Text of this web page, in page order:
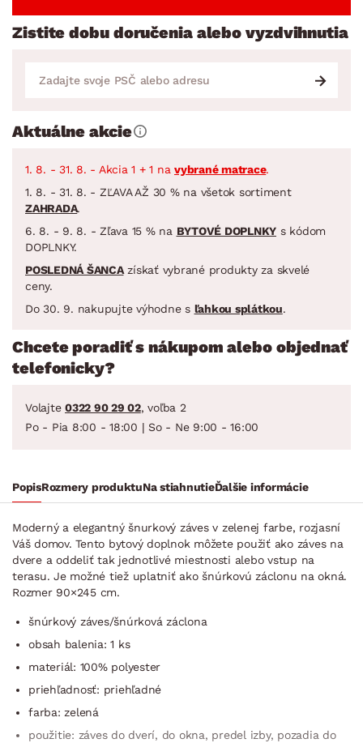
Zistite dobu doručenia alebo vyzdvihnutia
Aktuálne akcie
1. 8. - 31. 8. - Akcia 1 + 1 na vybrané matrace.
1. 8. - 31. 8. - ZĽAVA AŽ 30 % na všetok sortiment
ZAHRADA.
6. 8. - 9. 8. - Zľava 15 % na BYTOVÉ DOPLNKY s kódom
DOPLNKY.
POSLEDNÁ ŠANCAzískať vybrané produkty za skvelé
ceny.
Do 30. 9. nakupujte výhodne s ľahkou splátkou.
Chcete poradiť s nákupom alebo objednať
telefonicky?
Volajte 0322 90 29 02, voľba 2
Po - Pia 8:00 - 18:00 | So - Ne 9:00 - 16:00
PopisRozmery produktuNa stiahnutieĎalšie informácie
Moderný a elegantný šnurkový záves v zelenej farbe, rozjasní
Váš domov. Tento bytový doplnok môžete použiť ako záves na
dvere a oddeliť tak jednotlivé miestnosti alebo vstup na
terasu. Je možné tiež uplatniť ako šnúrkovú záclonu na okná.
Rozmer 90×245 cm.
šnúrkový záves/šnúrková záclona
obsah balenia: 1 ks
materiál: 100% polyester
priehľadnosť: priehľadné
farba: zelená
použitie: záves do dverí, do okna, predel izby, pozadia do